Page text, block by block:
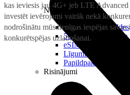
Noderīgi
Jautājumi un atbildes
5G pārklājuma karte
eSIM tehnoloģija
Līgumi un noteikumi
Papildpakalpojumi
Risinājumi
kas ieviesis jau 4G+ jeb LTE
investēt ievērojami vairāk nekā
nodrošinātu mūsdienīgas iespējas
konkurētspējas uzlabošanai.